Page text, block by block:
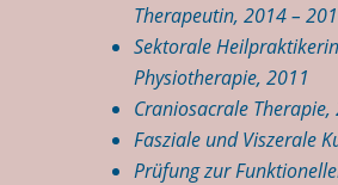
Therapeutin, 2014 –
Sektorale
Physiotherapie, 2011
Craniosacrale
Fasziale und Viszerale
Prüfung zur